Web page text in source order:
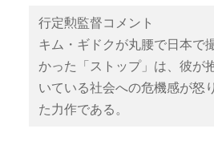
行定勲監督コメント
キム・ギドクが丸腰で日本で
かった「ストップ」は、彼が
いている社会への危機感が怒
た力作である。